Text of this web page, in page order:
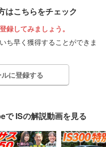
はこちらをチェック
録してみましょう。
ち早く獲得することができま
に登録する
で ISの解説動画を見る